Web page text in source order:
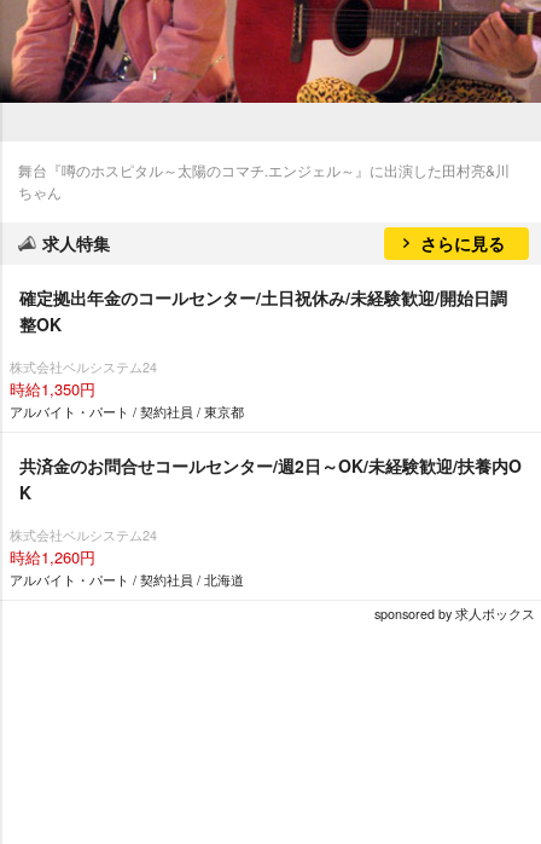
舞台『噂のホスピタル～太陽のコマチ.エンジェル～』に出演した田村亮&川
ちゃん
求人特集 さらに見る
確定拠出年金のコールセンター/土日祝休み/未経験歓迎/開始日調
整OK
株式会社ベルシステム24
時給1,350円
アルバイト・パート / 契約社員 / 東京都
共済金のお問合せコールセンター/週2日～OK/未経験歓迎/扶養内O
K
株式会社ベルシステム24
時給1,260円
アルバイト・パート / 契約社員 / 北海道
sponsored by 求人ボックス